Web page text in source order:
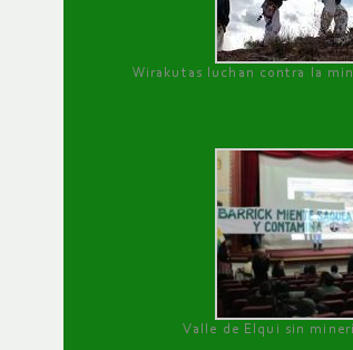
Wirakutas luchan contra la
Valle de Elqui sin